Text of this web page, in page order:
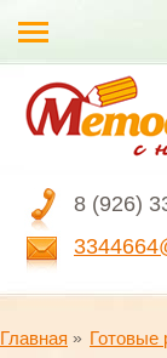
8 (926)
Главная Готовые